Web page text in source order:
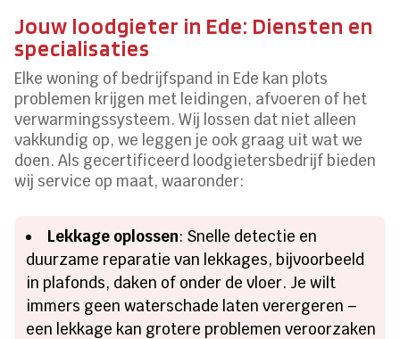
Jouw loodgieter in Ede: Diensten en
specialisaties
Elke woning of bedrijfspand in Ede kan plots
problemen krijgen met leidingen, afvoeren of het
verwarmingssysteem. Wij lossen dat niet alleen
vakkundig op, we leggen je ook graag uit wat we
doen. Als gecertificeerd loodgietersbedrijf bieden
wij service op maat, waaronder:
Lekkage oplossen: Snelle detectie en
duurzame reparatie van lekkages, bijvoorbeeld
in plafonds, daken of onder de vloer. Je wilt
immers geen waterschade laten verergeren –
een lekkage kan grotere problemen veroorzaken